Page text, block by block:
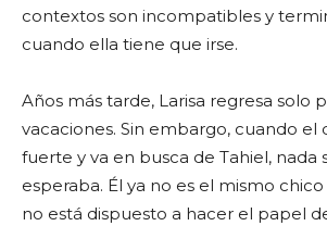
contextos son incompatibles y
cuando ella tiene que irse.
Años más tarde, Larisa regresa solo
vacaciones. Sin embargo, cuando el
fuerte y va en busca de Tahiel, nada
esperaba. Él ya no es el mismo
no está dispuesto a hacer el papel